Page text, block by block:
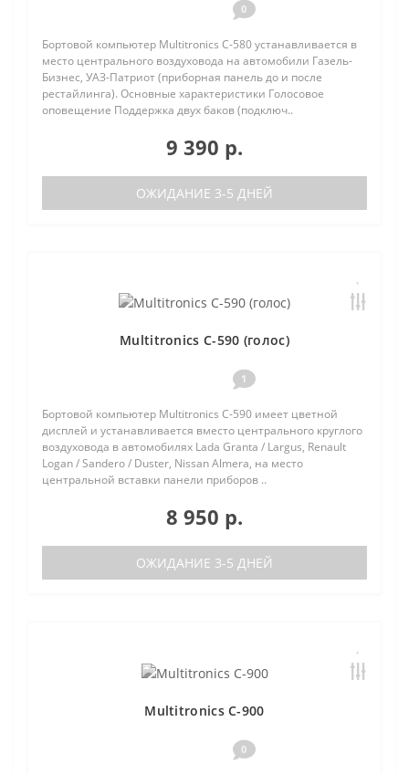
0
Бортовой компьютер Multitronics C-580 устанавливается в
место центрального воздуховода на автомобили Газель-
Бизнес, УАЗ-Патриот (приборная панель до и после
рестайлинга). Основные характеристики Голосовое
оповещение Поддержка двух баков (подключ..
9 390 р.
ОЖИДАНИЕ 3-5 ДНЕЙ
Multitronics C-590 (голос)
1
Бортовой компьютер Multitronics C-590 имеет цветной
дисплей и устанавливается вместо центрального круглого
воздуховода в автомобилях Lada Granta / Largus, Renault
Logan / Sandero / Duster, Nissan Almera, на место
центральной вставки панели приборов ..
8 950 р.
ОЖИДАНИЕ 3-5 ДНЕЙ
Multitronics C-900
0